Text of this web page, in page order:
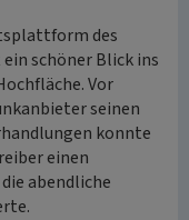
des
schöner Blick ins
Vor
seinen
konnte
einen
abendliche